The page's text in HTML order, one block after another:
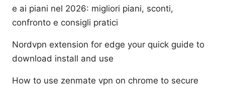
e ai piani nel 2026: migliori piani, sconti,
confronto e consigli pratici
Nordvpn extension for edge your quick guide to
download install and use
How to use zenmate vpn on chrome to secure